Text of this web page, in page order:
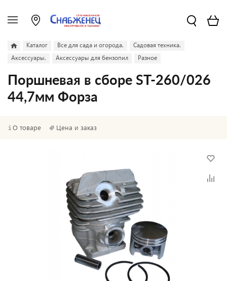
Каталог Все для сада и огорода.
Садовая техника.
Аксессуары.
Аксессуары для бензопил Разное
Поршневая в сборе ST-260/026
44,7мм Форза
О товаре Цена и заказ